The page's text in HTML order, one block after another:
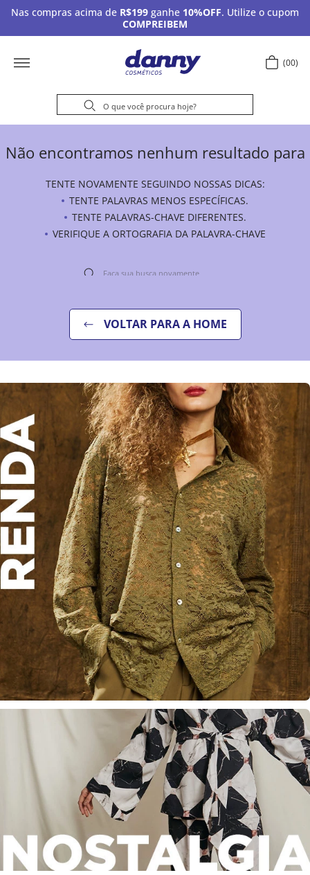
Nas compras acima de R$199 ganhe 10%OFF. Utilize o cupom
COMPREIBEM
00
Não encontramos nenhum resultado para
TENTE NOVAMENTE SEGUINDO NOSSAS DICAS:
TENTE PALAVRAS MENOS ESPECÍFICAS.
TENTE PALAVRAS-CHAVE DIFERENTES.
VERIFIQUE A ORTOGRAFIA DA PALAVRA-CHAVE
VOLTAR PARA A HOME